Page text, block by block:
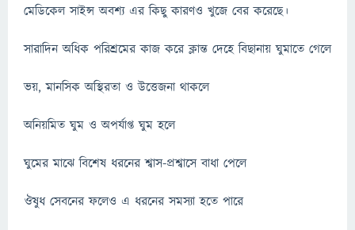
মেডিকেল সাইন্স অবশ্য এর কিছু কারণও খুজে বের করেছে।
সারাদিন অধিক পরিশ্রমের কাজ করে ক্লান্ত দেহে বিছানায় ঘুমাতে গেলে
ভয়, মানসিক অস্থিরতা ও উত্তেজনা থাকলে
অনিয়মিত ঘুম ও অপর্যাপ্ত ঘুম হলে
ঘুমের মাঝে বিশেষ ধরনের শ্বাস-প্রশ্বাসে বাধা পেলে
ঔষুধ সেবনের ফলেও এ ধরনের সমস্যা হতে পারে